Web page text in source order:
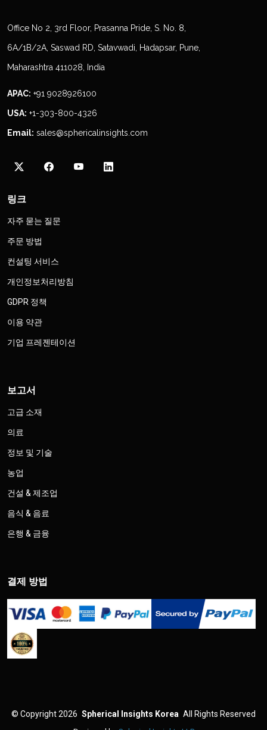
Office No 2, 3rd Floor, Prasanna Pride, S. No. 8,
6A/1B/2A, Saswad RD, Satavwadi, Hadapsar, Pune,
Maharashtra 411028, India
APAC: +91 9028926100
USA: +1-303-800-4326
Email: sales@sphericalinsights.com
링크
자주 묻는 질문
주문 방법
컨설팅 서비스
개인정보처리방침
GDPR 정책
이용 약관
기업 프레젠테이션
보고서
고급 소재
의료
정보 및 기술
농업
건설 & 제조업
음식 & 음료
은행 & 금융
결제 방법
© Copyright 2026 Spherical Insights Korea All Rights Reserved